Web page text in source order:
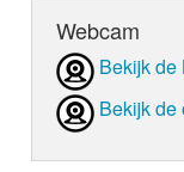
Webcam
Bekijk de
Bekijk de